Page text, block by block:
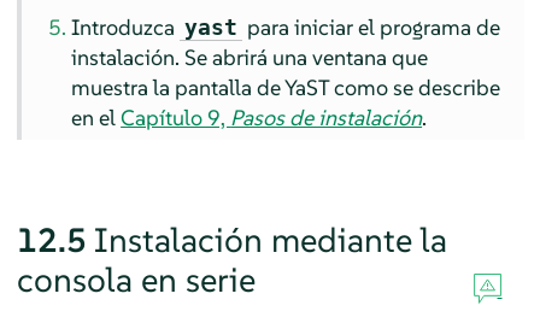
Introduzca yast para iniciar el programa de
instalación. Se abrirá una ventana que
muestra la pantalla de YaST como se describe
en elCapítulo 9, Pasos de instalación.
12.5 Instalación mediante la
consola en serie